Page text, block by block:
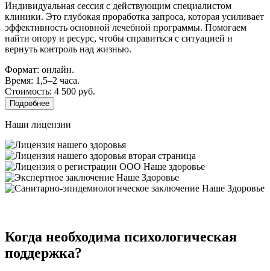
Индивидуальная сессия с действующим специалистом
клиники. Это глубокая проработка запроса, которая усиливает
эффективность основной лечебной программы. Помогаем
найти опору и ресурс, чтобы справиться с ситуацией и
вернуть контроль над жизнью.
Формат: онлайн.
Время: 1,5–2 часа.
Стоимость: 4 500 руб.
Подробнее
Наши лицензии
Когда необходима психологическая
поддержка?